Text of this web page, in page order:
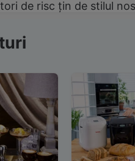
de risc țin de stilul